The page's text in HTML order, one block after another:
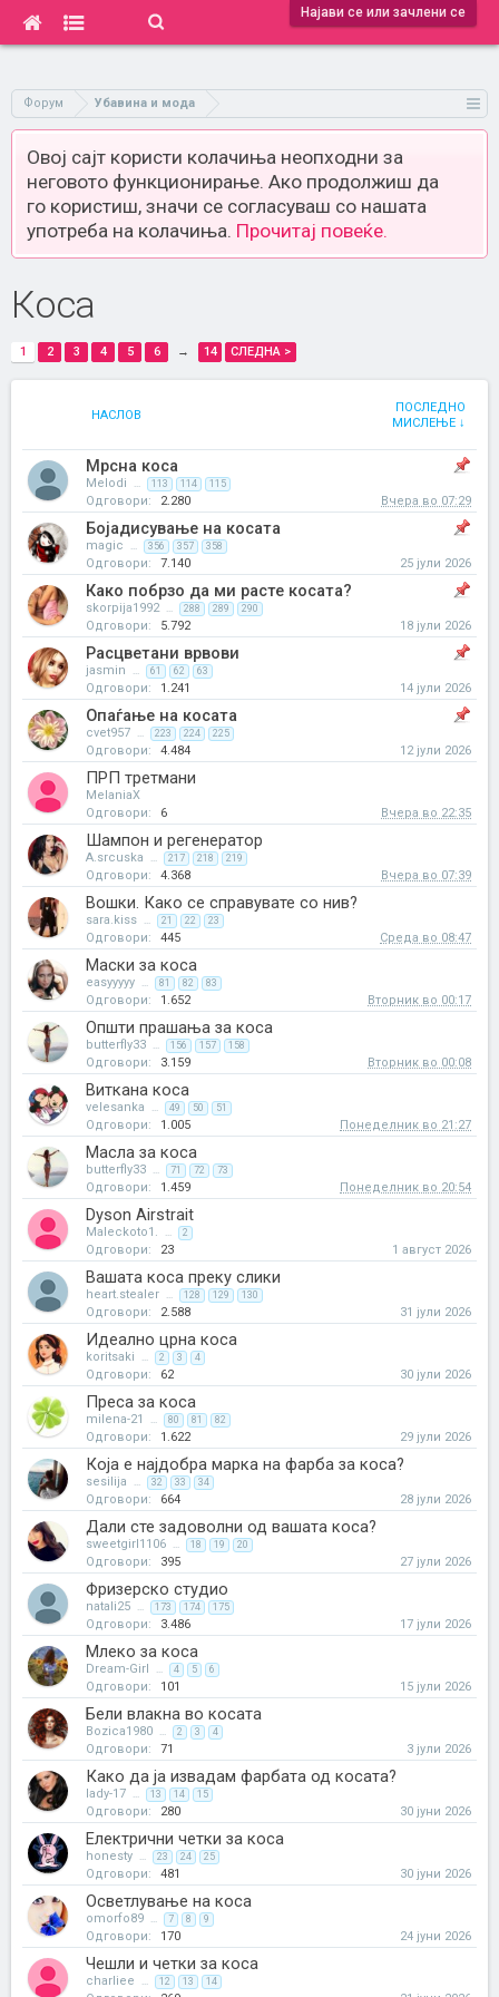
Најави се или зачлени се
Форум Убавина и мода
Овој сајт користи колачиња неопходни за
неговото функционирање. Ако продолжиш да
го користиш, значи се согласуваш со нашата
употреба на колачиња. Прочитај повеќе.
Коса
1 2 3 4 5 6 → 14 СЛЕДНА >
НАСЛОВ
ПОСЛЕДНО
МИСЛЕЊЕ ↓
Мрсна коса
Melodi ... 113 114 115
Одговори: 2.280 Вчера во 07:29
Бојадисување на косата
magic ... 356 357 358
Одговори: 7.140 25 јули 2026
Како побрзо да ми расте косата?
skorpija1992 ... 288 289 290
Одговори: 5.792 18 јули 2026
Расцветани врвови
jasmin ... 61 62 63
Одговори: 1.241 14 јули 2026
Опаѓање на косата
cvet957 ... 223 224 225
Одговори: 4.484 12 јули 2026
ПРП третмани
MelaniaX
Одговори:
6 Вчера во 22:35
Шампон и регенератор
A.srcuska ... 217 218 219
Одговори: 4.368 Вчера во 07:39
Вошки. Како се справувате со нив?
sara.kiss ... 21 22 23
Одговори: 445 Среда во 08:47
Маски за коса
easyyyyy ... 81 82 83
Одговори: 1.652 Вторник во 00:17
Општи прашања за коса
butterfly33 ... 156 157 158
Одговори: 3.159 Вторник во 00:08
Виткана коса
velesanka ... 49 50 51
Одговори: 1.005 Понеделник во 21:27
Масла за коса
butterfly33 ... 71 72 73
Одговори: 1.459 Понеделник во 20:54
Dyson Airstrait
Maleckoto1. ... 2
Одговори: 23 1 август 2026
Вашата коса преку слики
heart.stealer ... 128 129 130
Одговори: 2.588 31 јули 2026
Идеално црна коса
koritsaki ... 2 3 4
Одговори: 62 30 јули 2026
Преса за коса
milena-21 ... 80 81 82
Одговори: 1.622 29 јули 2026
Која е најдобра марка на фарба за коса?
sesilija ... 32 33 34
Одговори: 664 28 јули 2026
Дали сте задоволни од вашата коса?
sweetgirl1106 ... 18 19 20
Одговори: 395 27 јули 2026
Фризерско студио
natali25 ... 173 174 175
Одговори: 3.486 17 јули 2026
Млеко за коса
Dream-Girl ... 4 5 6
Одговори: 101 15 јули 2026
Бели влакна во косата
Bozica1980 ... 2 3 4
Одговори: 71 3 јули 2026
Како да ја извадам фарбата од косата?
lady-17 ... 13 14 15
Одговори: 280 30 јуни 2026
Електрични четки за коса
honesty ... 23 24 25
Одговори: 481 30 јуни 2026
Осветлување на коса
omorfo89 ... 7 8 9
Одговори: 170 24 јуни 2026
Чешли и четки за коса
charliee ... 12 13 14